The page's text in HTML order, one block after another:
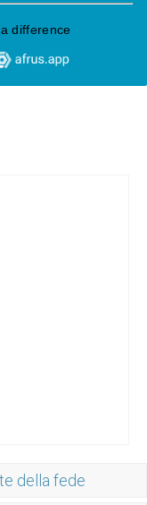
della fede